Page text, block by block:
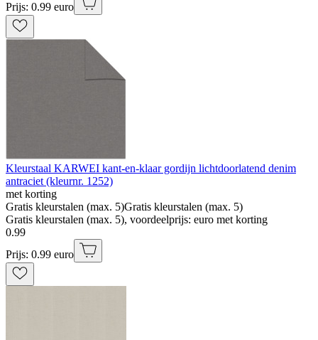
Prijs: 0.99 euro
Kleurstaal KARWEI kant-en-klaar gordijn lichtdoorlatend denim
antraciet (kleurnr. 1252)
met korting
Gratis kleurstalen (max. 5)Gratis kleurstalen (max. 5)
Gratis kleurstalen (max. 5), voordeelprijs: euro met korting
0.99
Prijs: 0.99 euro